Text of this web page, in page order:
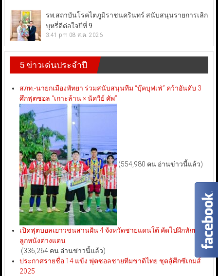
รพ.สถาบันโรคไตภูมิราชนครินทร์ สนับสนุนรายการเลิก
บุหรี่ดีต่อใจปีที่ 9
3:41 pm 08 ส.ค. 2026
5 ข่าวเด่นประจำปี
สภท.-นายกเมืองพัทยา ร่วมสนับสนุนทีม “บุ๊คบุฟเฟ่” คว้าอันดับ 3
ศึกฟุตซอล “เกาะล้าน × นัควีย์ คัพ”
(554,980 คน อ่านข่าวนี้แล้ว)
เปิดฟุตบอลเยาวชนสานฝัน 4 จังหวัดชายแดนใต้ คัดไปฝึกทักษะ
ลูกหนังต่างแดน
(336,264 คน อ่านข่าวนี้แล้ว)
ประกาศรายชื่อ 14 แข้ง ฟุตซอลชายทีมชาติไทย ชุดสู้ศึกซีเกมส์
2025